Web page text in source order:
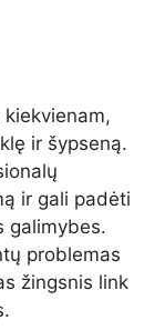
ir šypseną.
ir gali padėti
galimybes.
problemas
žingsnis link